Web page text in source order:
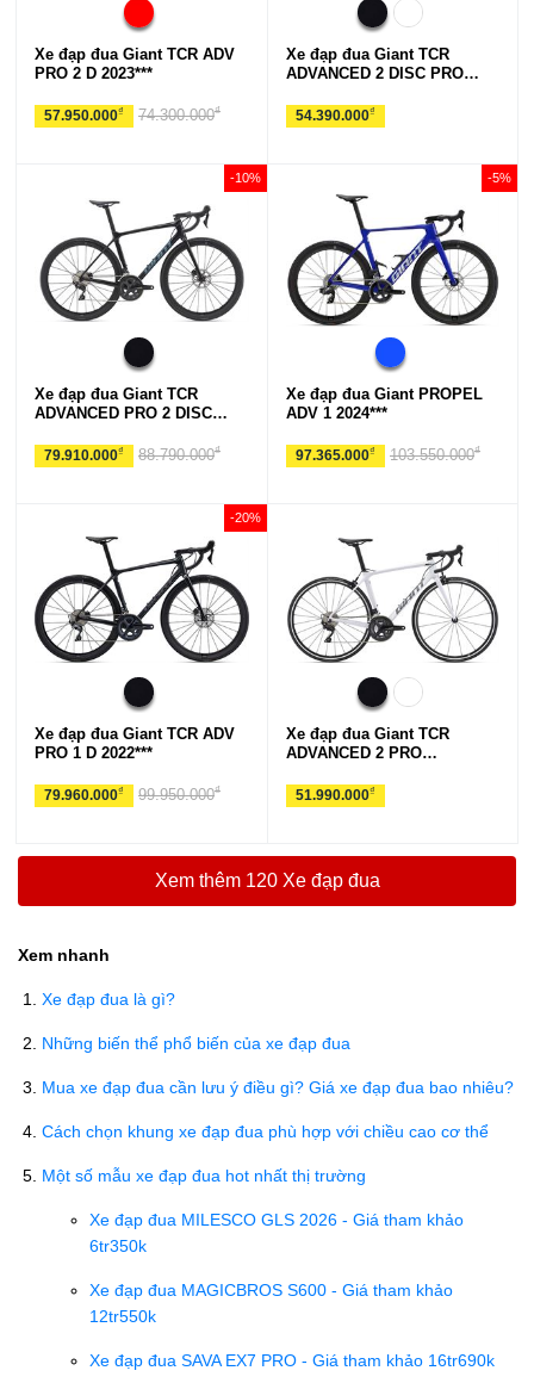
Xe đạp đua Giant TCR ADV
PRO 2 D 2023***
57.950.000₫ 74.300.000₫
Xe đạp đua Giant TCR
ADVANCED 2 DISC PRO
54.390.000₫
Xe đạp đua Giant TCR
ADVANCED PRO 2 DISC
79.910.000₫
-10%
88.790.000₫
Xe đạp đua Giant PROPEL
ADV 1 2024***
97.365.000₫
-5%
103.550.000₫
Xe đạp đua Giant TCR ADV
PRO 1 D 2022***
79.960.000₫
-20%
99.950.000₫
Xe đạp đua Giant TCR
ADVANCED 2 PRO
51.990.000₫
Xem thêm 120 Xe đạp đua
Xem nhanh
Xe đạp đua là gì?
Những biến thể phổ biến của xe đạp đua
Mua xe đạp đua cần lưu ý điều gì? Giá xe đạp đua bao nhiêu?
Cách chọn khung xe đạp đua phù hợp với chiều cao cơ thể
Một số mẫu xe đạp đua hot nhất thị trường
Xe đạp đua MILESCO GLS 2026 - Giá tham khảo
6tr350k
Xe đạp đua MAGICBROS S600 - Giá tham khảo
12tr550k
Xe đạp đua SAVA EX7 PRO - Giá tham khảo 16tr690k